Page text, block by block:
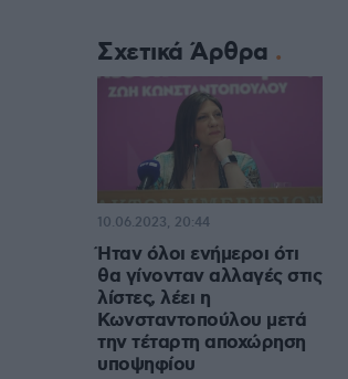
Σχετικά Άρθρα
Ήταν όλοι ενήμεροι ότι
θα γίνονταν αλλαγές στις
λίστες, λέει η
Κωνσταντοπούλου μετά
την τέταρτη αποχώρηση
υποψηφίου
10.06.2023, 20:44